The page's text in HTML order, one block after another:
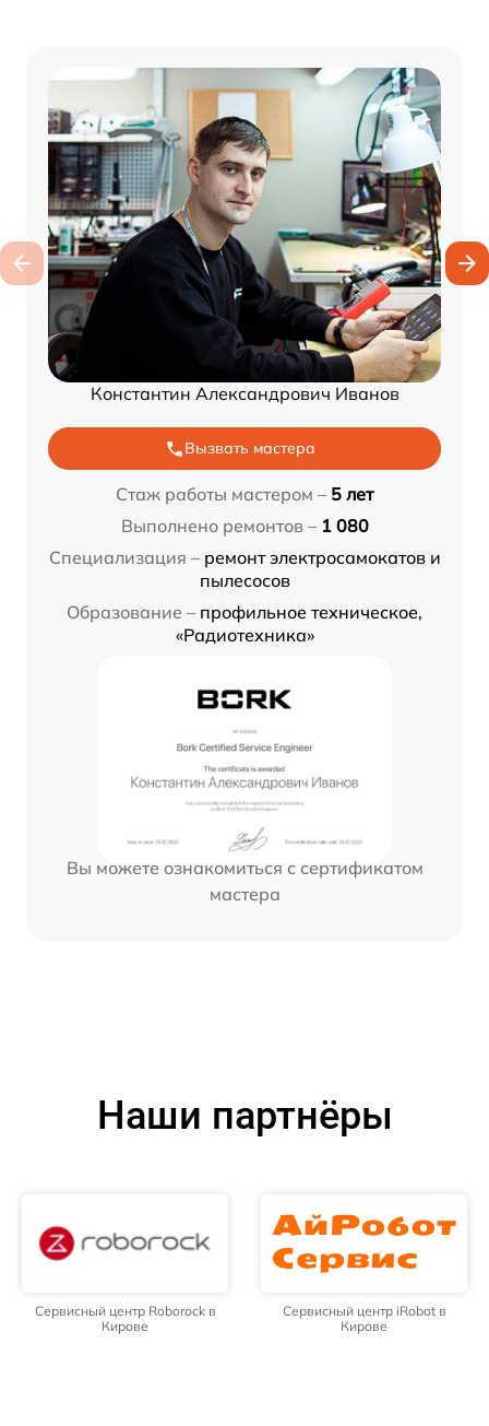
Константин Александрович Иванов
Вызвать мастера
Стаж работы мастером – 5 лет
Выполнено ремонтов – 1 080
Специализация – ремонт электросамокатов и
пылесосов
Образование – профильное техническое,
«Радиотехника»
Вы можете ознакомиться с сертификатом
мастера
Наши партнёры
Сервисный центр Roborock в
Кирове
Сервисный центр iRobot в
Кирове